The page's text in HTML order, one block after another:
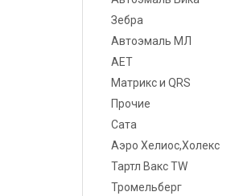
Полировальные системы
Антикоррозионные
Герметики, Клеи
Растворители
Зебра
Автоэмаль МЛ
АЕТ
Матрикс и QRS
Прочие
Сата
Аэро Хелиос,Холекс
Тартл Вакс TW
Тромельберг